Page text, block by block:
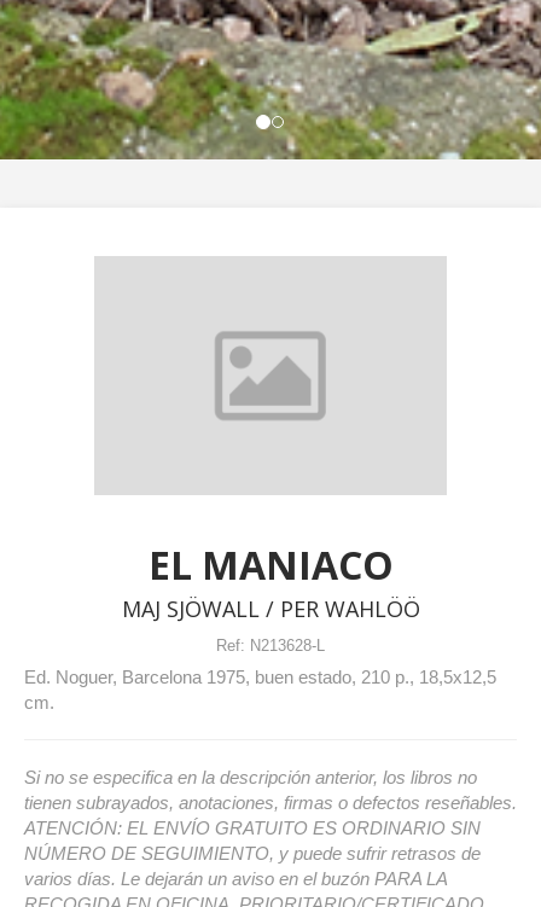
EL MANIACO
MAJ SJÖWALL / PER WAHLÖÖ
Ref: N213628-L
Ed. Noguer, Barcelona 1975, buen estado, 210 p., 18,5x12,5
cm.
Si no se especifica en la descripción anterior, los libros no
tienen subrayados, anotaciones, firmas o defectos reseñables.
ATENCIÓN: EL ENVÍO GRATUITO ES ORDINARIO SIN
NÚMERO DE SEGUIMIENTO, y puede sufrir retrasos de
varios días. Le dejarán un aviso en el buzón PARA LA